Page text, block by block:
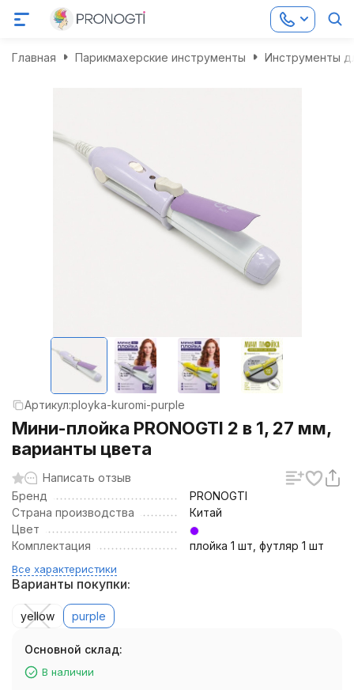
Главная Парикмахерские инструменты Инструменты
Артикул:ployka-kuromi-purple
Мини-плойка PRONOGTI 2 в 1, 27 мм,
варианты цвета
Написать отзыв
Бренд
PRONOGTI
Страна производства
Китай
Цвет
Комплектация
плойка 1 шт, футляр 1 шт
Все характеристики
Варианты покупки:
yellow purple
Основной склад:
В наличии